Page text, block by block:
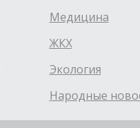
Медицина
ЖКХ
Экология
Народные